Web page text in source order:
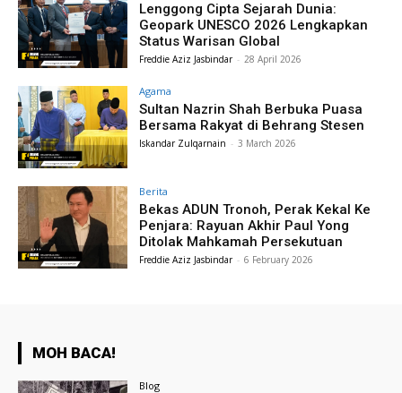
Lenggong Cipta Sejarah Dunia:
Geopark UNESCO 2026 Lengkapkan
Status Warisan Global
Freddie Aziz Jasbindar - 28 April 2026
Agama
Sultan Nazrin Shah Berbuka Puasa
Bersama Rakyat di Behrang Stesen
Iskandar Zulqarnain - 3 March 2026
Berita
Bekas ADUN Tronoh, Perak Kekal Ke
Penjara: Rayuan Akhir Paul Yong
Ditolak Mahkamah Persekutuan
Freddie Aziz Jasbindar - 6 February 2026
MOH BACA!
Blog